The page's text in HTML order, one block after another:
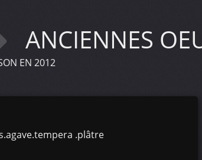
ANCIENNES
EN 2012
.plâtre